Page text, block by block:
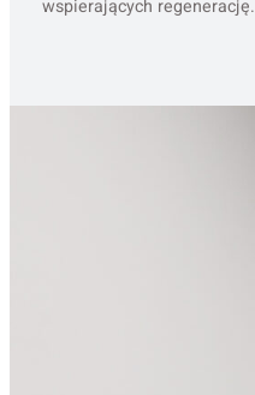
wspierających regenerację.